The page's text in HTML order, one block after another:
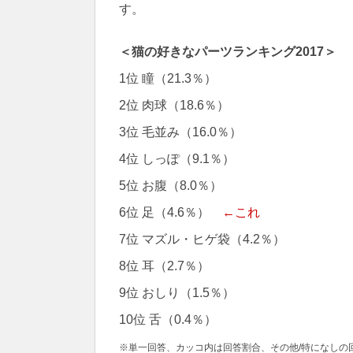
す。
＜猫の好きなパーツランキング2017＞
1位 瞳（21.3％）
2位 肉球（18.6％）
3位 毛並み（16.0％）
4位 しっぽ（9.1％）
5位 お腹（8.0％）
6位 足（4.6％）
←これ
7位 マズル・ヒゲ袋（4.2％）
8位 耳（2.7％）
9位 おしり（1.5％）
10位 舌（0.4％）
※単一回答、カッコ内は回答割合、その他/特になしの